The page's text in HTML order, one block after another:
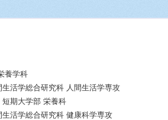
養学科
活学総合研究科 人間生活学専攻
期大学部 栄養科
活学総合研究科 健康科学専攻